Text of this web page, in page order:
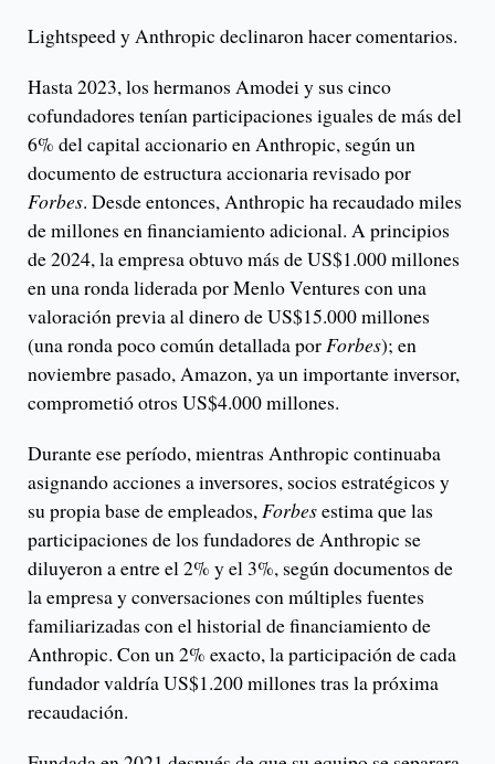
Lightspeed y Anthropic declinaron hacer comentarios.
Hasta 2023, los hermanos Amodei y sus cinco
cofundadores tenían participaciones iguales de más del
6% del capital accionario en Anthropic, según un
documento de estructura accionaria revisado por
Forbes. Desde entonces, Anthropic ha recaudado miles
de millones en financiamiento adicional. A principios
de 2024, la empresa obtuvo más de US$1.000 millones
en una ronda liderada por Menlo Ventures con una
valoración previa al dinero de US$15.000 millones
(una ronda poco común detallada porForbes); en
noviembre pasado, Amazon, ya un importante inversor,
comprometió otros US$4.000 millones.
Durante ese período, mientras Anthropic continuaba
asignando acciones a inversores, socios estratégicos y
su propia base de empleados,Forbesestima que las
participaciones de los fundadores de Anthropic se
diluyeron a entre el 2% y el 3%, según documentos de
la empresa y conversaciones con múltiples fuentes
familiarizadas con el historial de financiamiento de
Anthropic. Con un 2% exacto, la participación de cada
fundador valdría US$1.200 millones tras la próxima
recaudación.